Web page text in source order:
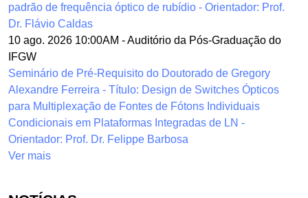
padrão de frequência óptico de rubídio - Orientador: Prof.
Dr. Flávio Caldas
10 ago. 2026 10:00AM -Auditório da Pós-Graduação do
IFGW
Seminário de Pré-Requisito do Doutorado de Gregory
Alexandre Ferreira - Título: Design de Switches Ópticos
para Multiplexação de Fontes de Fótons Individuais
Condicionais em Plataformas Integradas de LN -
Orientador: Prof. Dr. Felippe Barbosa
Ver mais